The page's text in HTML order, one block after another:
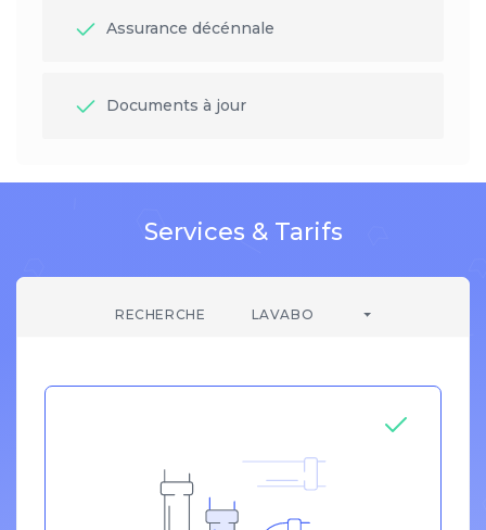
Assurance décénnale
Documents à jour
Services & Tarifs
RECHERCHE LAVABO